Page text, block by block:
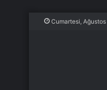
Cumartesi,